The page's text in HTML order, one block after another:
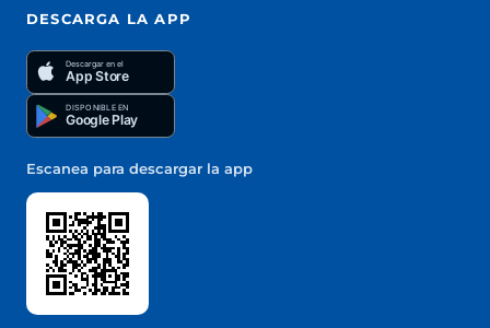
DESCARGA LA APP
Descargar en el
App Store
DISPONIBLE EN
Google Play
Escanea para descargar la app